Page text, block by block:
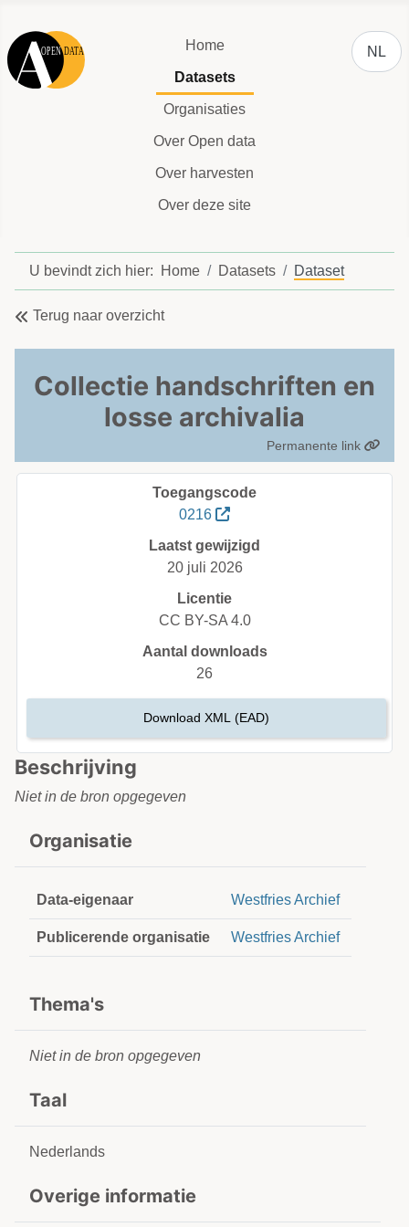
Home
Datasets
Organisaties
Over Open data
Over harvesten
Over deze site
NL
U bevindt zich hier: Home Datasets Dataset
Terug naar overzicht
Collectie handschriften en
losse archivalia
Permanente link
Beschrijving
Niet in de bron opgegeven
Organisatie
Data-eigenaar Westfries Archief
Publicerende organisatie Westfries Archief
Thema's
Niet in de bron opgegeven
Taal
Nederlands
Overige informatie
Toegangscode
0216
Laatst gewijzigd
20 juli 2026
Licentie
CC BY-SA 4.0
Aantal downloads
26
Download XML (EAD)